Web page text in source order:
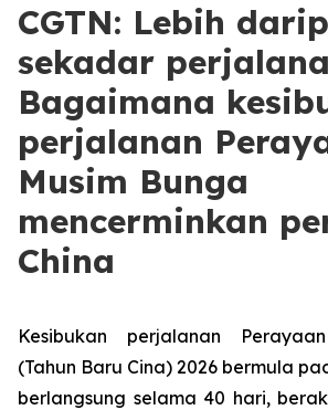
CGTN: Lebih
sekadar
Bagaimana
perjalanan
Musim Bunga
mencerminkan
China
Kesibukan perjalanan
(Tahun Baru Cina) 2026 bermula
berlangsung selama 40 hari,